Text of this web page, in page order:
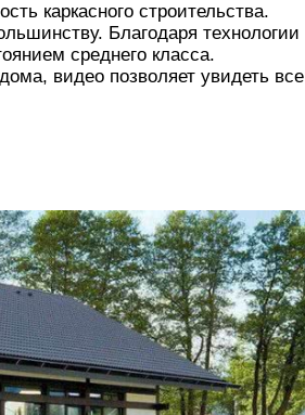
каркасного строительства.
Благодаря технологии
среднего класса.
видео позволяет увидеть все